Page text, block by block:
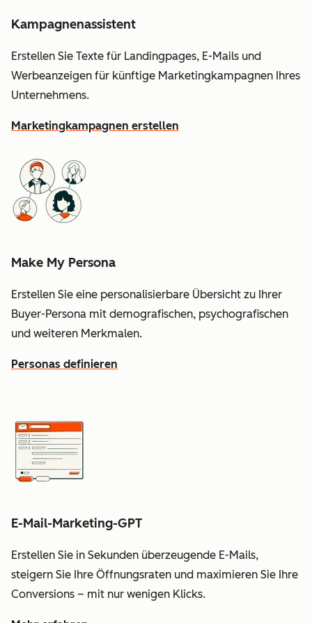
Kampagnenassistent
Erstellen Sie Texte für Landingpages, E-Mails und
Werbeanzeigen für künftige Marketingkampagnen Ihres
Unternehmens.
Marketingkampagnen erstellen
Make My Persona
Erstellen Sie eine personalisierbare Übersicht zu Ihrer
Buyer-Persona mit demografischen, psychografischen
und weiteren Merkmalen.
Personas definieren
E-Mail-Marketing-GPT
Erstellen Sie in Sekunden überzeugende E-Mails,
steigern Sie Ihre Öffnungsraten und maximieren Sie Ihre
Conversions – mit nur wenigen Klicks.